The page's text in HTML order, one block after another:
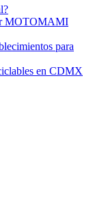
MOTOMAMI
para
en CDMX